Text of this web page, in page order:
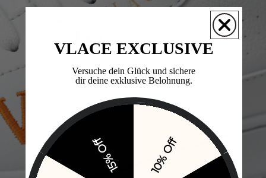
VLACE EXCLUSIVE
Versuche dein Glück und sichere
dir deine exklusive Belohnung.​
10% Off
15% Off